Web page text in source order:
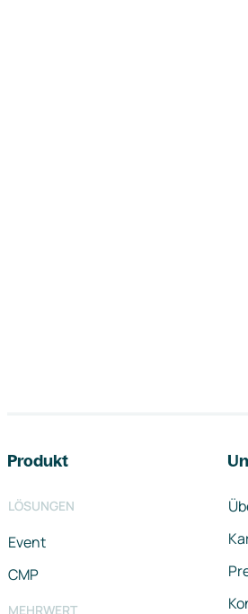
Produkt
LÖSUNGEN
Event
CMP
MEHRWERT